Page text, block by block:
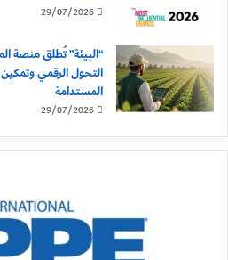
29/07/2026
“البيئة” تُطلق منصة
التحول الرقمي
المستدامة
29/07/2026